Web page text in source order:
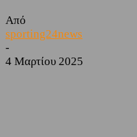
Από
sporting24news
-
4 Μαρτίου 2025